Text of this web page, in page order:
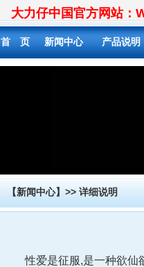
大力仔中国官方网站：
首 页 新闻中心 产品说明
【新闻中心】>> 详细说明
性爱是征服,是一种欲仙